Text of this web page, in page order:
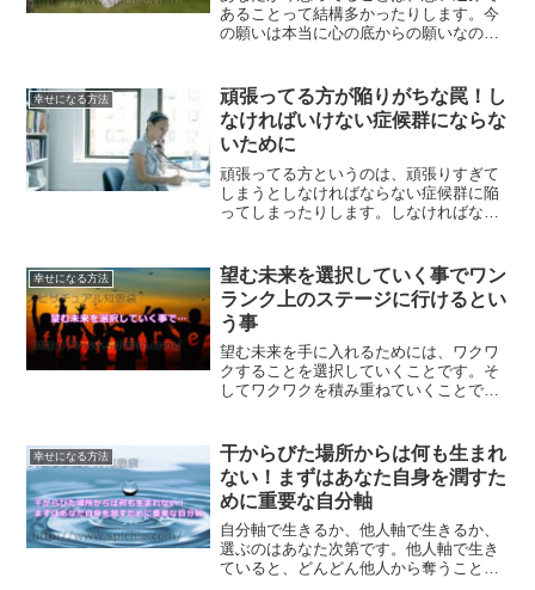
あることって結構多かったりします。今
の願いは本当に心の底からの願いなのか
るはずです。
幸せになる方法
頑張ってる方が陥りがちな罠！し
なければいけない症候群にならな
いために
頑張ってる方というのは、頑張りすぎて
しまうとしなければならない症候群に陥
ってしまったりします。しなければなら
す。
幸せになる方法
望む未来を選択していく事でワン
ランク上のステージに行けるとい
う事
望む未来を手に入れるためには、ワクワ
クすることを選択していくことです。そ
してワクワクを積み重ねていくことで、
のかについて、ご紹介します。
幸せになる方法
干からびた場所からは何も生まれ
ない！まずはあなた自身を潤すた
めに重要な自分軸
自分軸で生きるか、他人軸で生きるか、
選ぶのはあなた次第です。他人軸で生き
ていると、どんどん他人から奪うことに